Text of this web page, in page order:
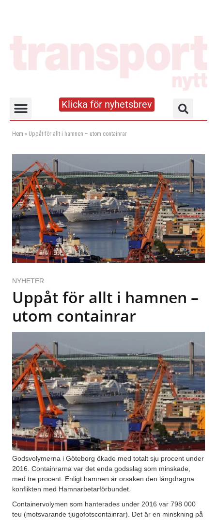
Klicka för nyhetsbrev
Hem » Uppåt för allt i hamnen – utom containrar
NYHETER
Uppåt för allt i hamnen –
utom containrar
Godsvolymerna i Göteborg ökade med totalt sju procent under
2016. Containrarna var det enda godsslag som minskade,
med tre procent. Enligt hamnen är orsaken den långdragna
konflikten med Hamnarbetarförbundet.
Containervolymen som hanterades under 2016 var 798 000
teu (motsvarande tjugofotscontainrar). Det är en minskning på